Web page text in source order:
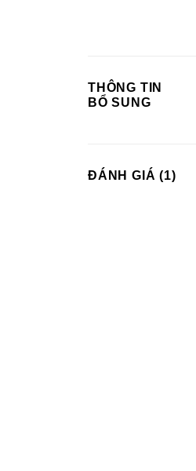
THÔNG TIN
BỔ SUNG
ĐÁNH GIÁ (1)